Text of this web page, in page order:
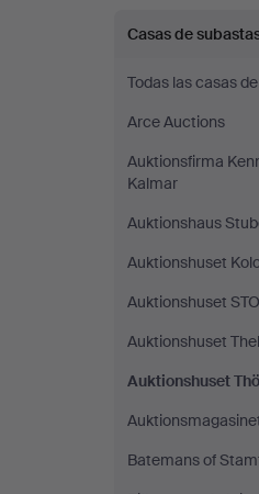
Casas de
Todas las casas
Arce Auctions
Auktionsfirma
Kalmar
Auktionshaus
Auktionshuset
Auktionshuset
Auktionshuset
Auktionshuset
Batemans of